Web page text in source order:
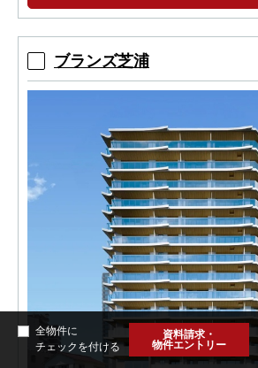
ブランズ芝浦
全物件に
チェックを付ける
資料請求・
物件エントリー